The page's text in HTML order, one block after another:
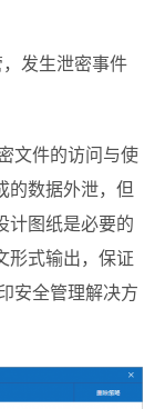
发生泄密事件
文件的访问与使
的数据外泄，但
计图纸是必要的
形式输出，保证
安全管理解决方